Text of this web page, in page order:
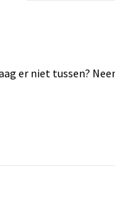
er niet tussen?